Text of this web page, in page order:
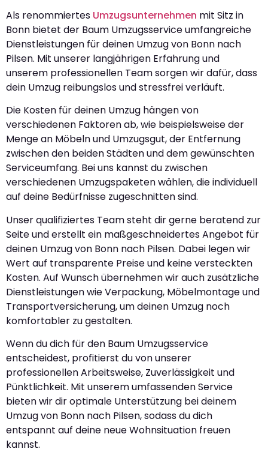
Als renommiertes Umzugsunternehmen mit Sitz in
Bonn bietet der Baum Umzugsservice umfangreiche
Dienstleistungen für deinen Umzug von Bonn nach
Pilsen. Mit unserer langjährigen Erfahrung und
unserem professionellen Team sorgen wir dafür, dass
dein Umzug reibungslos und stressfrei verläuft.
Die Kosten für deinen Umzug hängen von
verschiedenen Faktoren ab, wie beispielsweise der
Menge an Möbeln und Umzugsgut, der Entfernung
zwischen den beiden Städten und dem gewünschten
Serviceumfang. Bei uns kannst du zwischen
verschiedenen Umzugspaketen wählen, die individuell
auf deine Bedürfnisse zugeschnitten sind.
Unser qualifiziertes Team steht dir gerne beratend zur
Seite und erstellt ein maßgeschneidertes Angebot für
deinen Umzug von Bonn nach Pilsen. Dabei legen wir
Wert auf transparente Preise und keine versteckten
Kosten. Auf Wunsch übernehmen wir auch zusätzliche
Dienstleistungen wie Verpackung, Möbelmontage und
Transportversicherung, um deinen Umzug noch
komfortabler zu gestalten.
Wenn du dich für den Baum Umzugsservice
entscheidest, profitierst du von unserer
professionellen Arbeitsweise, Zuverlässigkeit und
Pünktlichkeit. Mit unserem umfassenden Service
bieten wir dir optimale Unterstützung bei deinem
Umzug von Bonn nach Pilsen, sodass du dich
entspannt auf deine neue Wohnsituation freuen
kannst.